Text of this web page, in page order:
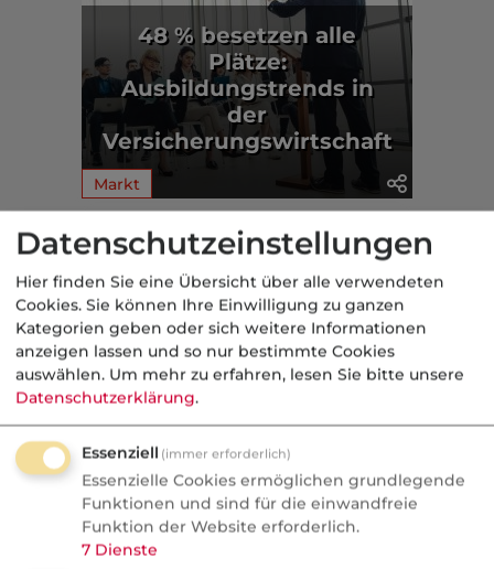
48 % besetzen alle
Plätze:
Ausbildungstrends in
der
Versicherungswirtschaft
Markt
Aus der dvb-Redaktion
Markt
Nachrichten
Wefox Gründer packt aus:
"Der größte Fehler, den ich
gemacht habe"
Wefox wurde zum Vorzeige-Startup und
geriet später ins Wanken. Der Gründer
nennt milliardenschwere
Datenschutzeinstellungen
Hier finden Sie eine Übersicht über alle verwendeten
Cookies. Sie können Ihre Einwilligung zu ganzen
Kategorien geben oder sich weitere Informationen
anzeigen lassen und so nur bestimmte Cookies
auswählen. Um mehr zu erfahren, lesen Sie bitte unsere
Datenschutzerklärung.
Essenziell (immer erforderlich)
Essenzielle Cookies ermöglichen grundlegende
Funktionen und sind für die einwandfreie
Funktion der Website erforderlich.
7 Dienste